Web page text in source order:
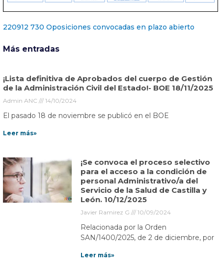
220912 730 Oposiciones convocadas en plazo abierto
Más entradas
¡Lista definitiva de Aprobados del cuerpo de Gestión
de la Administración Civil del Estado!- BOE 18/11/2025
Admin ANC 14/10/2024
El pasado 18 de noviembre se publicó en el BOE
Leer más»
¡Se convoca el proceso selectivo
para el acceso a la condición de
personal Administrativo/a del
Servicio de la Salud de Castilla y
León. 10/12/2025
Javier Ramirez G 10/09/2024
Relacionada por la Orden
SAN/1400/2025, de 2 de diciembre, por
Leer más»